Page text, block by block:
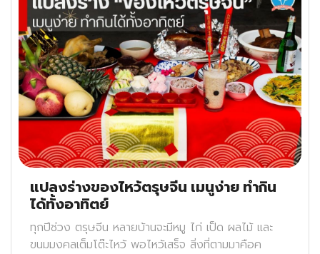
แปลงร่างของไหว้ตรุษจีน เมนูง่าย ทำกิน
ได้ทั้งอาทิตย์
ทุกปีช่วง ตรุษจีน หลายบ้านจะมีหมู ไก่ เป็ด ผลไม้ และ
ขนมมงคลเต็มโต๊ะไหว้ พอไหว้เสร็จ สิ่งที่ตามมาคือค